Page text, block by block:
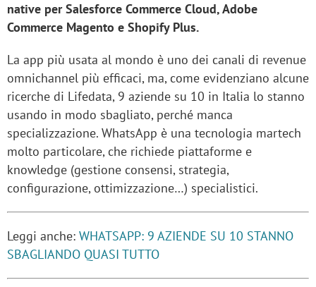
native per Salesforce Commerce Cloud, Adobe
Commerce Magento e Shopify Plus.
La app più usata al mondo è uno dei canali di revenue
omnichannel più efficaci, ma, come evidenziano alcune
ricerche di Lifedata, 9 aziende su 10 in Italia lo stanno
usando in modo sbagliato, perché manca
specializzazione. WhatsApp è una tecnologia martech
molto particolare, che richiede piattaforme e
knowledge (gestione consensi, strategia,
configurazione, ottimizzazione…) specialistici.
Leggi anche: WHATSAPP: 9 AZIENDE SU 10 STANNO
SBAGLIANDO QUASI TUTTO